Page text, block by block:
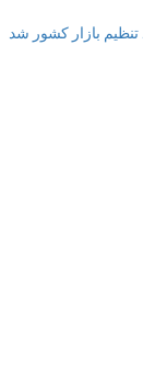
تنظیم بازار کشور شد